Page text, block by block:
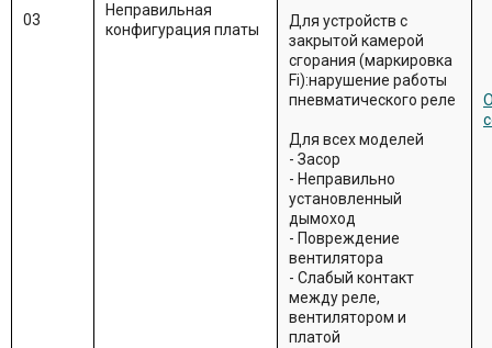
03
Неправильная
конфигурация платы
Для устройств с
закрытой камерой
сгорания (маркировка
Fi):нарушение работы
пневматического реле
Для всех моделей
- Засор
- Неправильно
установленный
дымоход
- Повреждение
вентилятора
- Слабый контакт
между реле,
вентилятором и
платой